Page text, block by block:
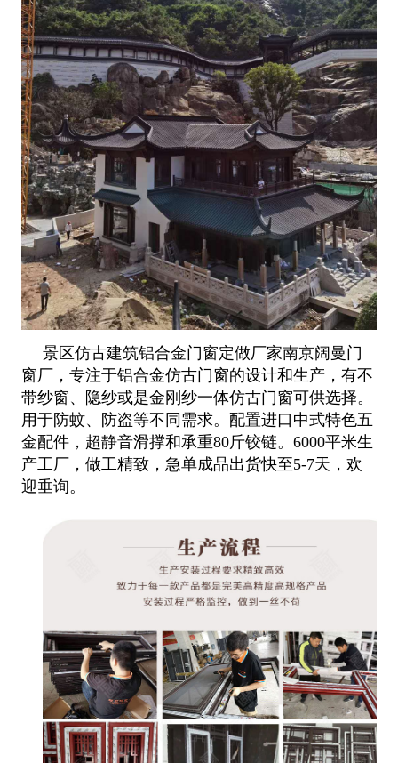
景区仿古建筑铝合金门窗定做厂家南京阔曼门
窗厂，专注于铝合金仿古门窗的设计和生产，有不
带纱窗、隐纱或是金刚纱一体仿古门窗可供选择。
用于防蚊、防盗等不同需求。配置进口中式特色五
金配件，超静音滑撑和承重80斤铰链。6000平米生
产工厂，做工精致，急单成品出货快至5-7天，欢
迎垂询。